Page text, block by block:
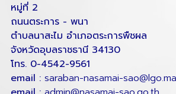
หมู่ที่ 2
ถนนตระการ - พนา
ตำบลนาสะไม อำเภอตระการพืชผล
จังหวัดอุบลราชธานี 34130
โทร. 0-4542-9561
email : saraban-nasamai-